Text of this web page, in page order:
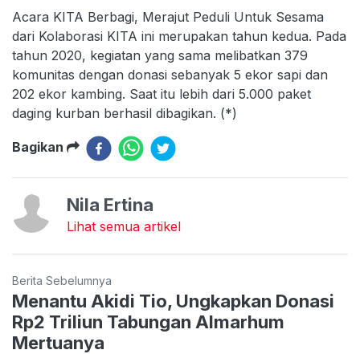
Acara KITA Berbagi, Merajut Peduli Untuk Sesama
dari Kolaborasi KITA ini merupakan tahun kedua. Pada
tahun 2020, kegiatan yang sama melibatkan 379
komunitas dengan donasi sebanyak 5 ekor sapi dan
202 ekor kambing. Saat itu lebih dari 5.000 paket
daging kurban berhasil dibagikan. (*)
Bagikan
Nila Ertina
Lihat semua artikel
Berita Sebelumnya
Menantu Akidi Tio, Ungkapkan Donasi
Rp2 Triliun Tabungan Almarhum
Mertuanya